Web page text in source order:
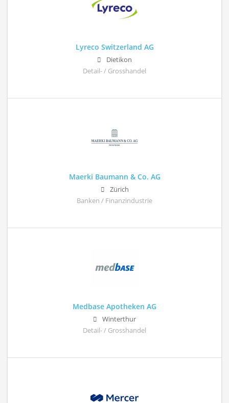
Lyreco Switzerland AG
Dietikon
Detail- / Grosshandel
Maerki Baumann & Co. AG
Zürich
Banken / Finanzindustrie
Medbase Apotheken AG
Winterthur
Detail- / Grosshandel